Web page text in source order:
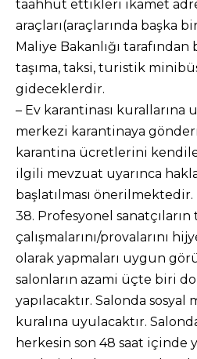
taahhüt ettikleri ikamet
araçları(araçlarında başka
Maliye Bakanlığı
taşıma, taksi, turistik
gideceklerdir.
– Ev karantinası kurallarına
merkezi karantinaya
karantina ücretlerini
ilgili mevzuat uyarınca
başlatılması önerilmektedir.
38. Profesyonel
çalışmalarını/provalarını
olarak yapmaları uygun
salonların azami üçte biri
yapılacaktır. Salonda sosyal
kuralına uyulacaktır.
herkesin son 48 saat içinde